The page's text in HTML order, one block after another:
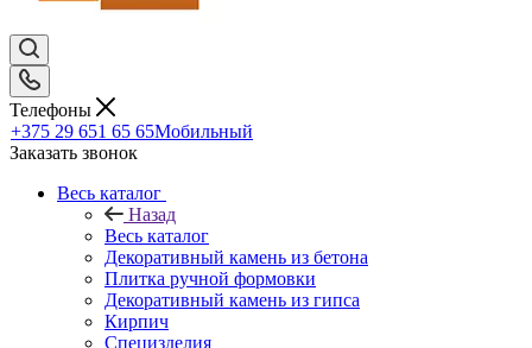
Телефоны
+375 29 651 65 65Мобильный
Заказать звонок
Весь каталог
Назад
Весь каталог
Декоративный камень из бетона
Плитка ручной формовки
Декоративный камень из гипса
Кирпич
Специзделия